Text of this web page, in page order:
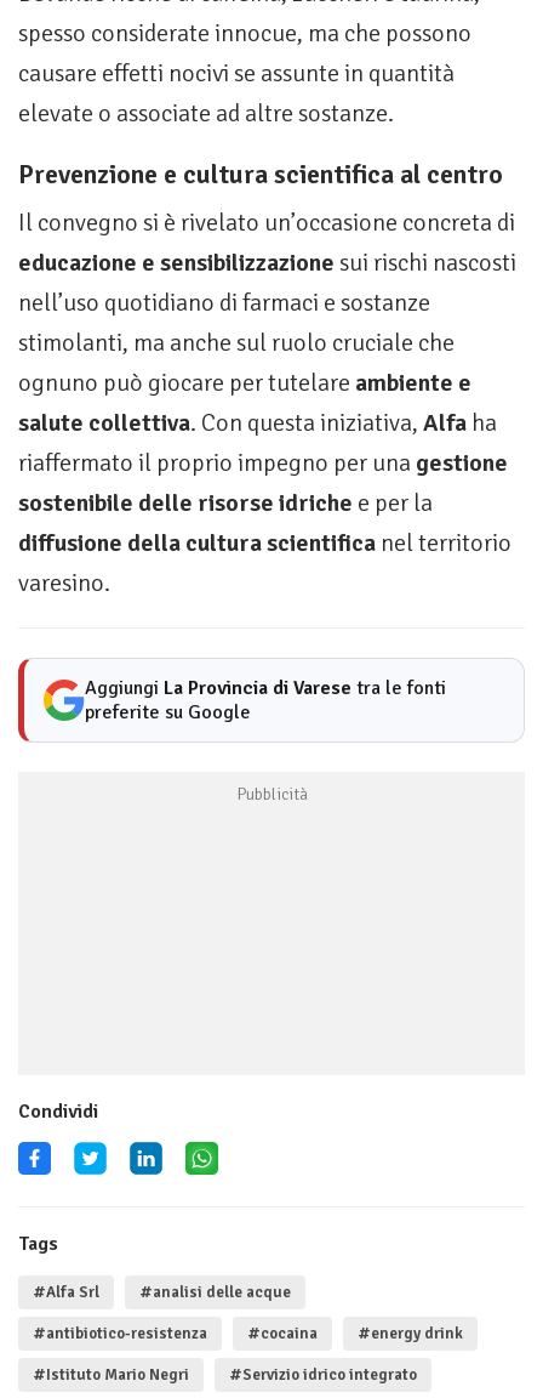
spesso considerate innocue, ma che possono
causare effetti nocivi se assunte in quantità
elevate o associate ad altre sostanze.
Prevenzione e cultura scientifica al centro
Il convegno si è rivelato un’occasione concreta di
educazione e sensibilizzazione sui rischi nascosti
nell’uso quotidiano di farmaci e sostanze
stimolanti, ma anche sul ruolo cruciale che
ognuno può giocare per tutelare ambiente e
salute collettiva. Con questa iniziativa, Alfa ha
riaffermato il proprio impegno per una gestione
sostenibile delle risorse idriche e per la
diffusione della cultura scientifica nel territorio
varesino.
Aggiungi La Provincia di Varese tra le fonti
preferite su Google
Condividi
Tags
#Alfa Srl #analisi delle acque
#antibiotico-resistenza #cocaina #energy drink
#Istituto Mario Negri #Servizio idrico integrato